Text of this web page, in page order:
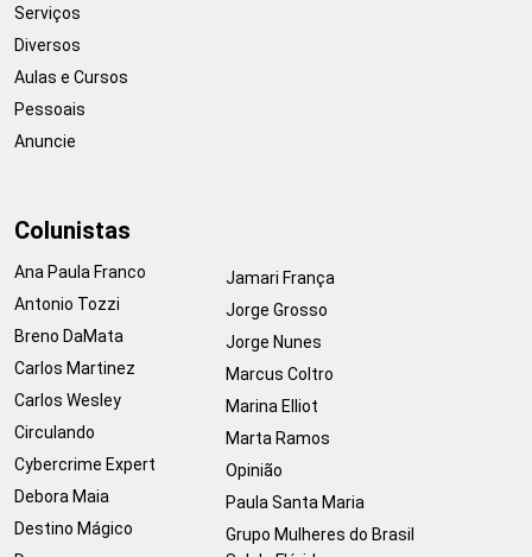
Serviços
Diversos
Aulas e Cursos
Pessoais
Anuncie
Colunistas
Ana Paula Franco
Antonio Tozzi
Breno DaMata
Carlos Martinez
Carlos Wesley
Circulando
Cybercrime Expert
Debora Maia
Destino Mágico
Jamari França
Jorge Grosso
Jorge Nunes
Marcus Coltro
Marina Elliot
Marta Ramos
Opinião
Paula Santa Maria
Grupo Mulheres do Brasil